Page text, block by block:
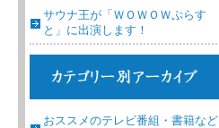
サウナ王が「ＷＯＷＯＷぷらす
と」に出演します！
おススメのテレビ番組・書籍など